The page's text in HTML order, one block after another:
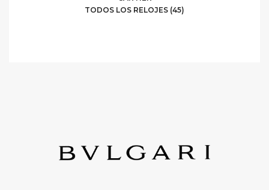
TODOS LOS RELOJES (45)